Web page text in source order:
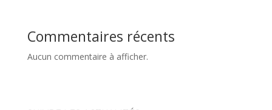
Commentaires récents
Aucun commentaire à afficher.